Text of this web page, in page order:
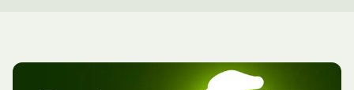
Idioma: